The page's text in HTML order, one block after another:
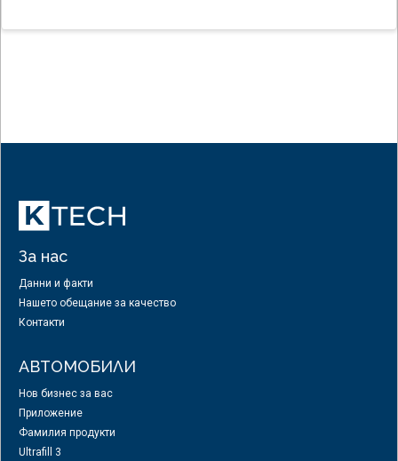
За нас
Данни и факти
Нашето обещание за качество
Контакти
АВТОМОБИЛИ
Нов бизнес за вас
Приложение
Фамилия продукти
Ultrafill 3